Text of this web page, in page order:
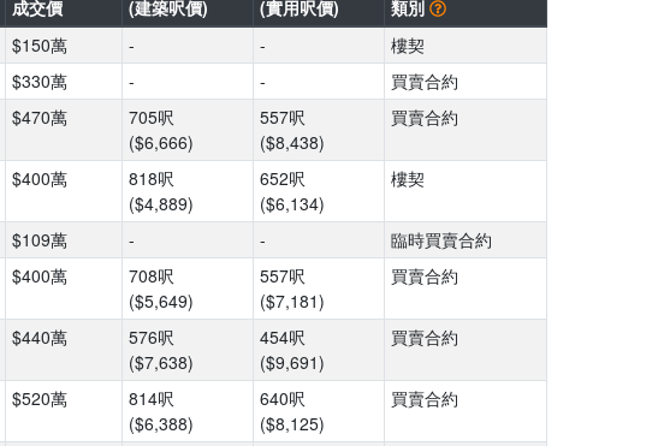
成交價
(建築呎價)
(實用呎價)
類別
$150萬 - -
樓契
$330萬 - -
買賣合約
$470萬
705呎
($6,666)
557呎
($8,438)
買賣合約
$400萬
818呎
($4,889)
652呎
($6,134)
樓契
$109萬 - -
臨時買賣合約
$400萬
708呎
($5,649)
557呎
($7,181)
買賣合約
$440萬
576呎
($7,638)
454呎
($9,691)
買賣合約
$520萬
814呎
($6,388)
640呎
($8,125)
買賣合約